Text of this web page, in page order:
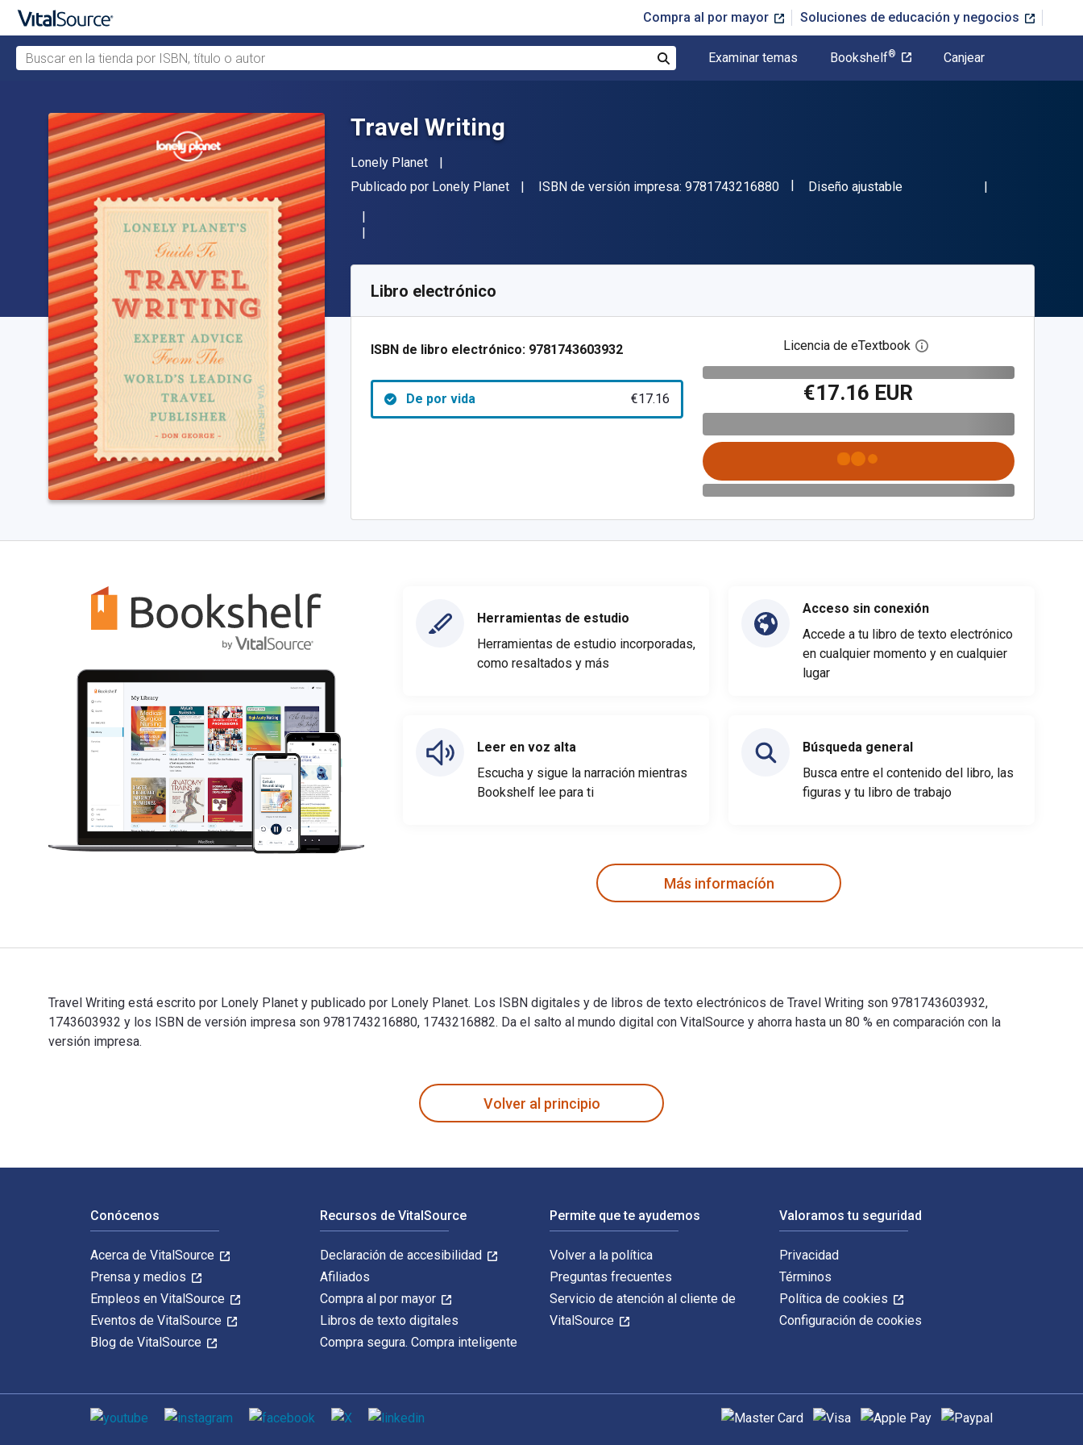
Compra al por mayor Soluciones de educación y negocios
Buscar en la tienda por ISBN, título o autor
Examinar temas Bookshelf® Canjear
Travel Writing
Autor(es)
Lonely Planet
Editorial
Publicado por Lonely Planet ISBN de versión impresa: 9781743216880"ISBN-13 9781743216880"
Formato
Diseño ajustable
Código de referencia:
Libro electrónico
ISBN de libro electrónico: 9781743603932
De por vida €17.16
Licencia de eTextbook Abre el cuadro de diálogo
€17.16 EUR
Herramientas de estudio
Herramientas de estudio incorporadas,
como resaltados y más
Leer en voz alta
Escucha y sigue la narración mientras
Bookshelf lee para ti
Acceso sin conexión
Accede a tu libro de texto electrónico
en cualquier momento y en cualquier
lugar
Búsqueda general
Busca entre el contenido del libro, las
figuras y tu libro de trabajo
Más informacíón
Travel Writing está escrito por Lonely Planet y publicado por Lonely Planet. Los ISBN digitales y de libros de texto electrónicos de Travel Writing son 9781743603932,
1743603932 y los ISBN de versión impresa son 9781743216880, 1743216882. Da el salto al mundo digital con VitalSource y ahorra hasta un 80 % en comparación con la
versión impresa.
Volver al principio
Conócenos
Acerca de VitalSource
Prensa y medios
Empleos en VitalSource
Eventos de VitalSource
Blog de VitalSource
Recursos de VitalSource
Declaración de accesibilidad
Afiliados
Compra al por mayor
Libros de texto digitales
Compra segura. Compra inteligente
Permite que te ayudemos
Volver a la política
Preguntas frecuentes
Servicio de atención al cliente de
VitalSource
Valoramos tu seguridad
Privacidad
Términos
Política de cookies
Configuración de cookies
Medios de comunicación social Métodos de pago admitidos